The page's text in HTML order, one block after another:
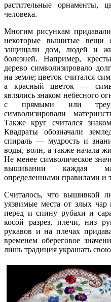
растительные орнаменты,
человека.
Многим рисункам придавали
некоторые вышитые вещи
защищали дом, людей и
болезней. Например,
дерево символизировало
на земле; цветок считался
а красный цветок —
являлись знаком небесного
с прямыми или
символизировали
Также круг считался
Квадраты обозначали
спираль — мудрость и
воды, волн, а также начала
Не менее символическое
вышивании каждая
определенными правилами и
Считалось, что вышивкой
уязвимые места от злых
перед и спину рубахи и
косой разрез, плечи, низ
рукавов и на плечах
временем обереговое
лишь традиция украшать